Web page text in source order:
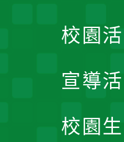
校園
宣導
校園